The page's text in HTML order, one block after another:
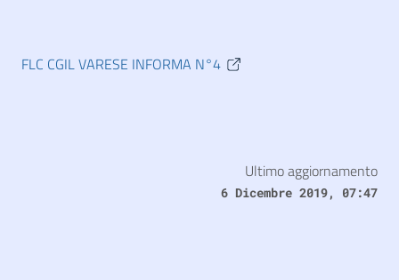
FLC CGIL VARESE INFORMA N°4
Ultimo aggiornamento
6 Dicembre 2019, 07:47